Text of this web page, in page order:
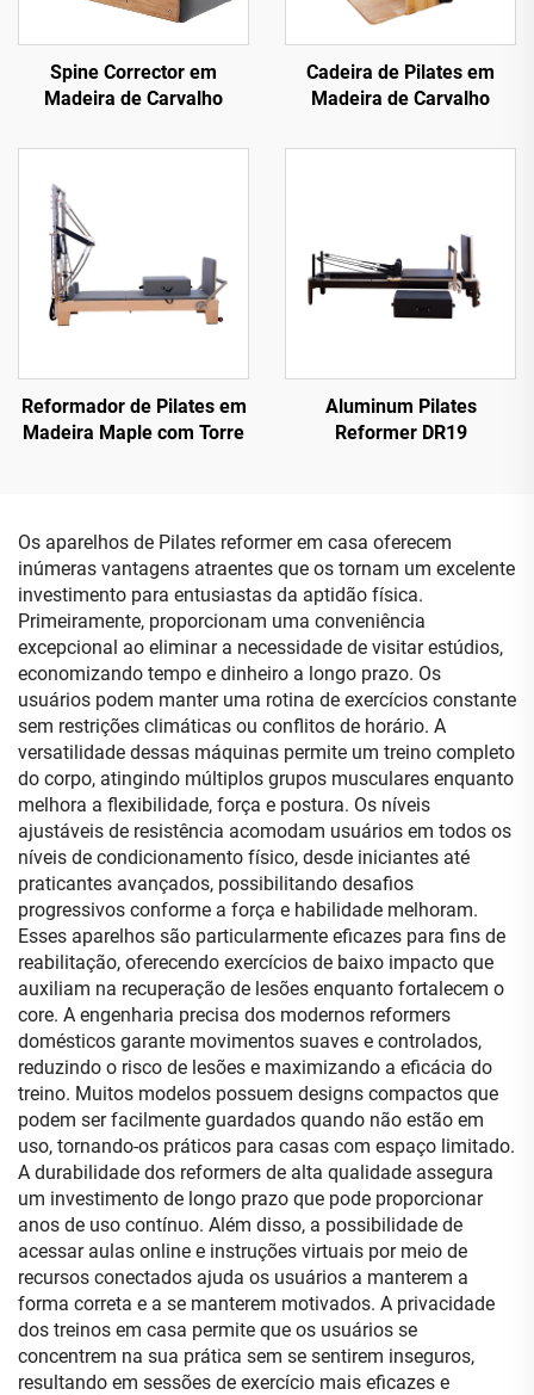
Spine Corrector em
Madeira de Carvalho
Cadeira de Pilates em
Madeira de Carvalho
Reformador de Pilates em
Madeira Maple com Torre
Aluminum Pilates
Reformer DR19
Os aparelhos de Pilates reformer em casa oferecem
inúmeras vantagens atraentes que os tornam um excelente
investimento para entusiastas da aptidão física.
Primeiramente, proporcionam uma conveniência
excepcional ao eliminar a necessidade de visitar estúdios,
economizando tempo e dinheiro a longo prazo. Os
usuários podem manter uma rotina de exercícios constante
sem restrições climáticas ou conflitos de horário. A
versatilidade dessas máquinas permite um treino completo
do corpo, atingindo múltiplos grupos musculares enquanto
melhora a flexibilidade, força e postura. Os níveis
ajustáveis de resistência acomodam usuários em todos os
níveis de condicionamento físico, desde iniciantes até
praticantes avançados, possibilitando desafios
progressivos conforme a força e habilidade melhoram.
Esses aparelhos são particularmente eficazes para fins de
reabilitação, oferecendo exercícios de baixo impacto que
auxiliam na recuperação de lesões enquanto fortalecem o
core. A engenharia precisa dos modernos reformers
domésticos garante movimentos suaves e controlados,
reduzindo o risco de lesões e maximizando a eficácia do
treino. Muitos modelos possuem designs compactos que
podem ser facilmente guardados quando não estão em
uso, tornando-os práticos para casas com espaço limitado.
A durabilidade dos reformers de alta qualidade assegura
um investimento de longo prazo que pode proporcionar
anos de uso contínuo. Além disso, a possibilidade de
acessar aulas online e instruções virtuais por meio de
recursos conectados ajuda os usuários a manterem a
forma correta e a se manterem motivados. A privacidade
dos treinos em casa permite que os usuários se
concentrem na sua prática sem se sentirem inseguros,
resultando em sessões de exercício mais eficazes e